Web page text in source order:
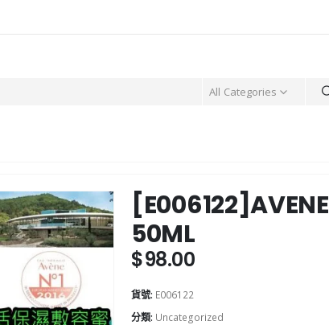
All Categories
50ML
$98.00
貨號: E006122
分類: Uncategorized